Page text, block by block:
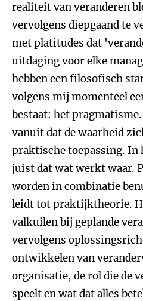
realiteit van veranderen
vervolgens diepgaand te
met platitudes dat
uitdaging voor elke
hebben een filosofisch
volgens mij momenteel
bestaat: het
vanuit dat de waarheid
praktische toepassing. In
juist dat wat werkt waar.
worden in combinatie
leidt tot praktijktheorie.
valkuilen bij geplande
vervolgens
ontwikkelen van
organisatie, de rol die de
speelt en wat dat alles